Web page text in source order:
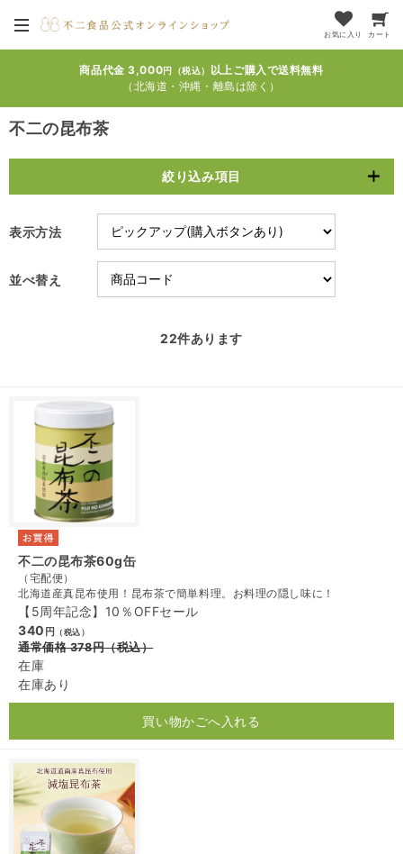
お気に入り カート
商品代金 3,000円（税込）
以上ご購入で送料無料
（北海道・沖縄・離島は除く）
不二の昆布茶
絞り込み項目
表示方法
並べ替え
22件あります
不二の昆布茶60g缶
（宅配便）
北海道産真昆布使用！昆布茶で簡単料理。お料理の隠し味に！
【5周年記念】10％OFFセール
340 円 （税込）
通常価格378円（税込）
在庫
在庫あり
買い物かごへ入れる